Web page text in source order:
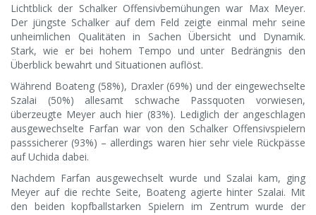
Lichtblick der Schalker Offensivbemühungen war Max Meyer.
Der jüngste Schalker auf dem Feld zeigte einmal mehr seine
unheimlichen Qualitäten in Sachen Übersicht und Dynamik.
Stark, wie er bei hohem Tempo und unter Bedrängnis den
Überblick bewahrt und Situationen auflöst.
Während Boateng (58%), Draxler (69%) und der eingewechselte
Szalai (50%) allesamt schwache Passquoten vorwiesen,
überzeugte Meyer auch hier (83%). Lediglich der angeschlagen
ausgewechselte Farfan war von den Schalker Offensivspielern
passsicherer (93%) – allerdings waren hier sehr viele Rückpässe
auf Uchida dabei.
Nachdem Farfan ausgewechselt wurde und Szalai kam, ging
Meyer auf die rechte Seite, Boateng agierte hinter Szalai. Mit
den beiden kopfballstarken Spielern im Zentrum wurde der